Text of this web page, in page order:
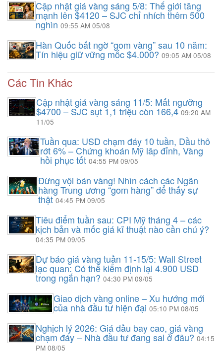
Cập nhật giá vàng sáng 5/8: Thế giới tăng
mạnh lên $4120 – SJC chỉ nhích thêm 500
nghìn 09:55 AM 05/08
Hàn Quốc bất ngờ “gom vàng” sau 10 năm:
Tín hiệu giữ vững mốc $4.000? 09:05 AM 05/08
Các Tin Khác
Cập nhật giá vàng sáng 11/5: Mất ngưỡng
$4700 – SJC sụt 1,1 triệu còn 166,409:20 AM
11/05
Tuần qua: USD chạm đáy 10 tuần, Dầu thô
rớt 6% – Chứng khoán Mỹ lâp đỉnh, Vàng
hồi phục tốt04:55 PM 09/05
Đừng vội bán vàng! Nhìn cách các Ngân
hàng Trung ương “gom hàng” để thấy sự
thật04:45 PM 09/05
Tiêu điểm tuần sau: CPI Mỹ tháng 4 – các
kịch bản và mốc giá kĩ thuật nào cần chú ý?
04:35 PM 09/05
Dự báo giá vàng tuần 11-15/5: Wall Street
lạc quan: Có thể kiểm định lại 4.900 USD
trong ngắn hạn? 04:30 PM 09/05
Giao dịch vàng online – Xu hướng mới
của nhà đầu tư hiện đại05:10 PM 08/05
Nghịch lý 2026: Giá dầu bay cao, giá vàng
chạm đáy – Nhà đầu tư đang sai ở đâu? 04:15
PM 08/05